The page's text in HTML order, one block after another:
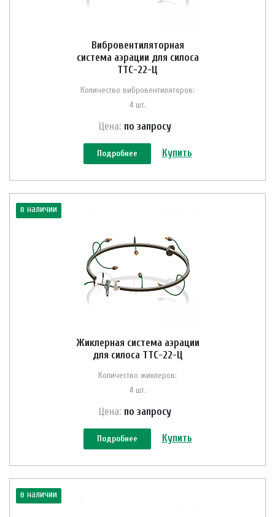
Вибровентиляторная
система аэрации для силоса
ТТС-22-Ц
Количество вибровентиляторов:
4 шт.
Цена: по запросу
Подробнее Купить
в наличии
Жиклерная система аэрации
для силоса ТТС-22-Ц
Количество жиклеров:
4 шт.
Цена: по запросу
Подробнее Купить
в наличии